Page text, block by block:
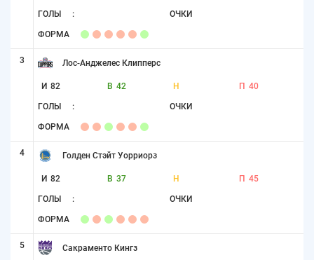
ГОЛЫ : ОЧКИ
ФОРМА
3 Лос-Анджелес Клипперс
И 82 В 42 Н П 40
ГОЛЫ : ОЧКИ
ФОРМА
4 Голден Стэйт Уорриорз
И 82 В 37 Н П 45
ГОЛЫ : ОЧКИ
ФОРМА
5 Сакраменто Кингз